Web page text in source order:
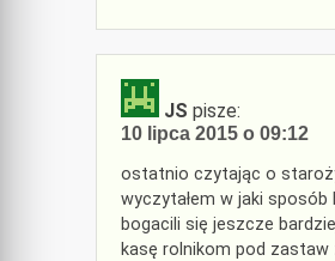
JS pisze:
10 lipca 2015 o 09:12
ostatnio czytając o
wyczytałem w jaki
bogacili się jeszcze
kasę rolnikom pod zastaw